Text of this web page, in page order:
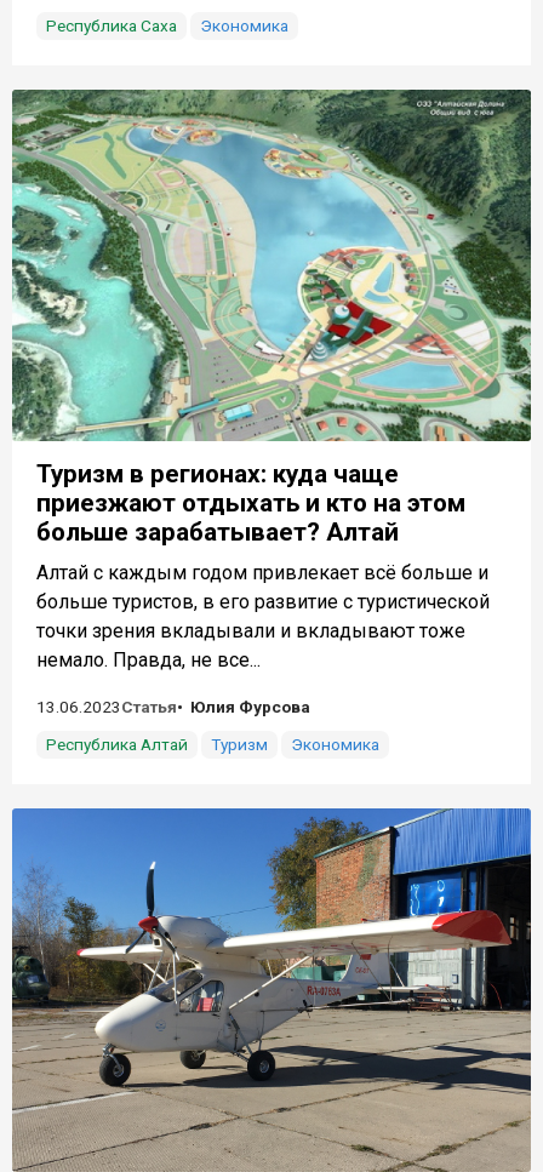
Республика Саха
Экономика
Туризм в регионах: куда чаще
приезжают отдыхать и кто на этом
больше зарабатывает? Алтай
Алтай с каждым годом привлекает всё больше и
больше туристов, в его развитие с туристической
точки зрения вкладывали и вкладывают тоже
немало. Правда, не все...
13.06.2023Статья
Юлия Фурсова
Республика Алтай
Туризм Экономика